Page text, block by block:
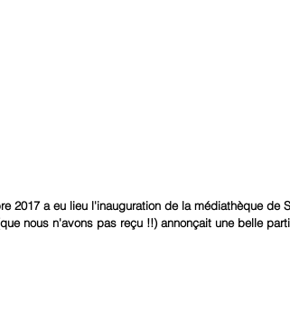
2017 a eu lieu l'inauguration de la médiathèque de
nous n'avons pas reçu !!) annonçait une belle